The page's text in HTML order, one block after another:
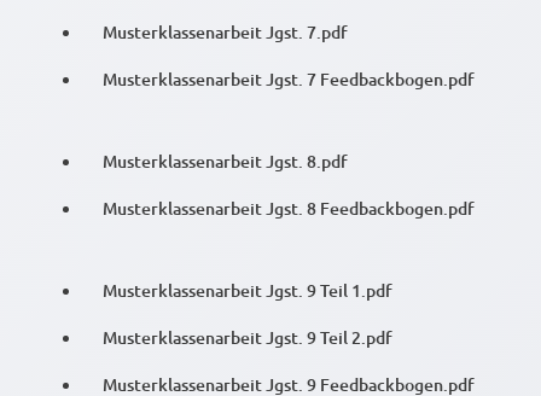
Musterklassenarbeit Jgst. 7.pdf
Musterklassenarbeit Jgst. 7 Feedbackbogen.pdf
Musterklassenarbeit Jgst. 8.pdf
Musterklassenarbeit Jgst. 8 Feedbackbogen.pdf
Musterklassenarbeit Jgst. 9 Teil 1.pdf
Musterklassenarbeit Jgst. 9 Teil 2.pdf
Musterklassenarbeit Jgst. 9 Feedbackbogen.pdf